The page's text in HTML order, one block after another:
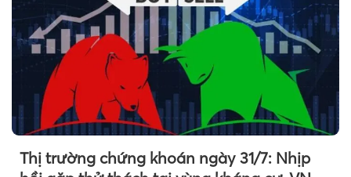
Thị trường chứng khoán ngày 31/7: Nhịp